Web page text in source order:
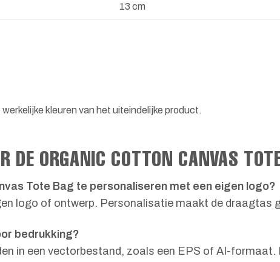
13 cm
kleuren van het uiteindelijke product.
DE ORGANIC COTTON CANVAS
Tote Bag te personaliseren met een eigen logo?
logo of ontwerp. Personalisatie maakt de draagtas
bedrukking?
in een vectorbestand, zoals een EPS of AI-